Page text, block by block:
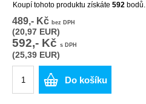
Koupí tohoto produktu získáte 592 bodů.
489,- Kč bez DPH
(20,97 EUR)
592,- Kč s DPH
(25,39 EUR)
Do košíku